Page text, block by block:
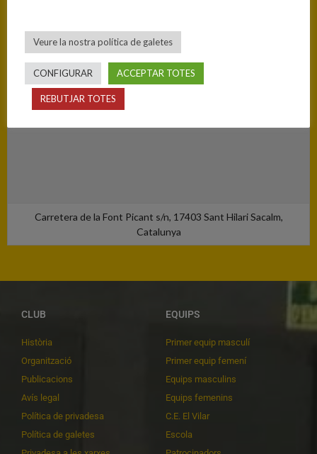
Carretera de la Font Picant s/n, 17403 Sant Hilari Sacalm,
Catalunya
CLUB
Història
Organització
Publicacions
Avís legal
Política de privadesa
Política de galetes
EQUIPS
Primer equip masculí
Primer equip femení
Equips masculins
Equips femenins
C.E. El Vilar
Escola
Veure la nostra política de galetes
CONFIGURAR ACCEPTAR TOTES
REBUTJAR TOTES